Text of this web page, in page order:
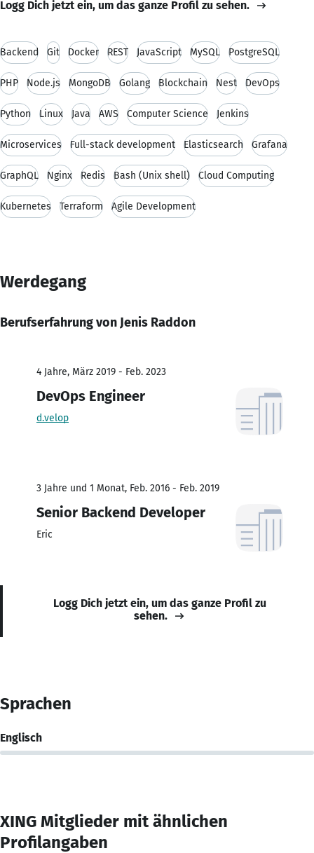
Logg Dich jetzt ein, um das ganze Profil zu sehen.
Backend Git Docker REST JavaScript MySQL PostgreSQL
PHP Node.js MongoDB Golang Blockchain Nest DevOps
Python Linux Java AWS Computer Science Jenkins
Microservices Full-stack development Elasticsearch Grafana
GraphQL Nginx Redis Bash (Unix shell) Cloud Computing
Kubernetes Terraform Agile Development
Werdegang
Berufserfahrung von Jenis Raddon
4 Jahre, März 2019 - Feb. 2023
DevOps Engineer
d.velop
3 Jahre und 1 Monat, Feb. 2016 - Feb. 2019
Senior Backend Developer
Eric
Logg Dich jetzt ein, um das ganze Profil zu
sehen.
Sprachen
Englisch
XING Mitglieder mit ähnlichen
Profilangaben